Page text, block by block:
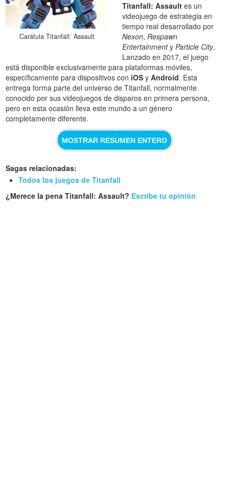
Carátula Titanfall: Assault
Titanfall: Assault es un
videojuego de estrategia en
tiempo real desarrollado por
Nexon,Respawn
EntertainmentyParticle City.
Lanzado en 2017, el juego
está disponible exclusivamente para plataformas móviles,
específicamente para dispositivos con iOS yAndroid. Esta
entrega forma parte del universo de Titanfall, normalmente
conocido por sus videojuegos de disparos en primera persona,
pero en esta ocasión lleva este mundo a un género
completamente diferente.
MOSTRAR RESUMEN ENTERO
Sagas relacionadas:
Todos los juegos de Titanfall
¿Merece la pena Titanfall: Assault? Escribe tu opinión